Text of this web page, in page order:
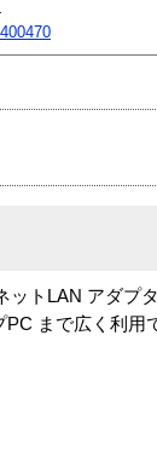
トLAN アダプタ
まで広く利用